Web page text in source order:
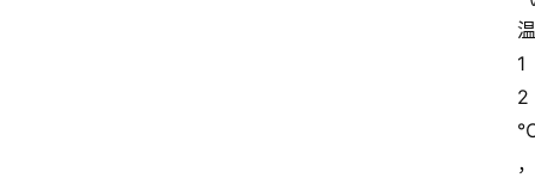
温
1
2
，